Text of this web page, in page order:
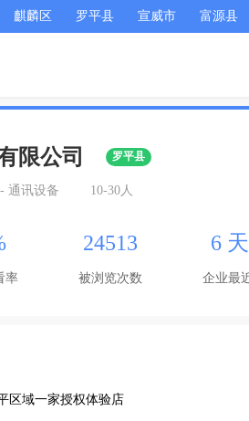
麒麟区 罗平县 宣威市 富源县
限公司 罗平县
通讯设备 10-30人
率
24513
被浏览次数
6
企业最
区域一家授权体验店